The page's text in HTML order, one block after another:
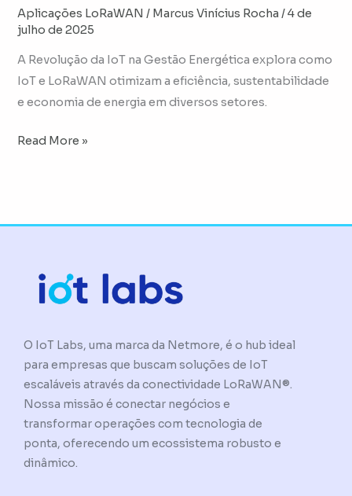
Aplicações LoRaWAN / Marcus Vinícius Rocha /4 de
julho de 2025
A Revolução da IoT na Gestão Energética explora como
IoT e LoRaWAN otimizam a eficiência, sustentabilidade
e economia de energia em diversos setores.
Read More »
O IoT Labs, uma marca da Netmore, é o hub ideal
para empresas que buscam soluções de IoT
escaláveis através da conectividade LoRaWAN®.
Nossa missão é conectar negócios e
transformar operações com tecnologia de
ponta, oferecendo um ecossistema robusto e
dinâmico.